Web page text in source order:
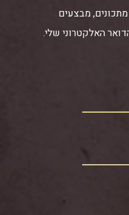
מתכונים, מבצעים
האלקטרוני שלי.